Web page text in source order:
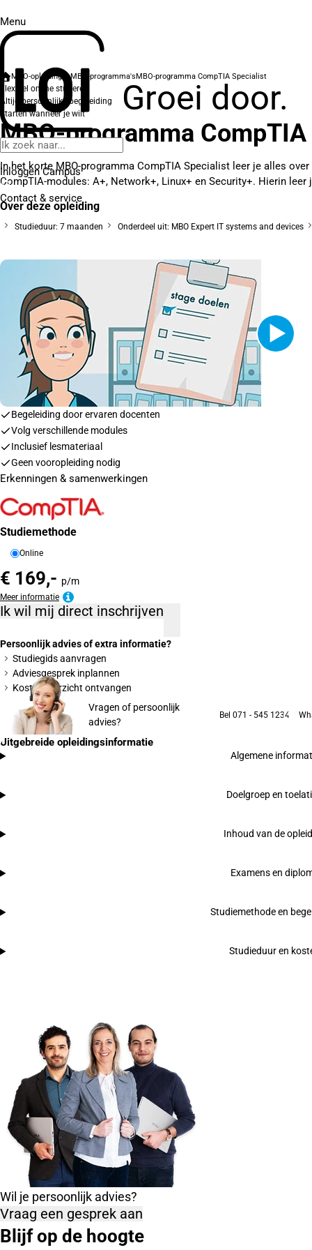
Menu
Groei door.
Inloggen Campus
Contact & service
MBO-opleidingenMBO-programma'sMBO-programma CompTIA Specialist
Flexibel online studeren
Altijd persoonlijke begeleiding
Starten wanneer je wilt
MBO-programma
In het korte MBO-programma CompTIA Specialist leer je alles
CompTIA-modules: A+, Network+, Linux+ en Security+. Hierin
Over deze opleiding
Studieduur: 7 maanden Onderdeel uit: MBO Expert IT systems and devices
Begeleiding door ervaren docenten
Volg verschillende modules
Inclusief lesmateriaal
Geen vooropleiding nodig
Erkenningen & samenwerkingen
Studiemethode
Online
€ 169,- p/m
Meer informatie
Ik wil mij direct inschrijven
Persoonlijk advies of extra informatie?
Studiegids aanvragen
Adviesgesprek inplannen
Kostenoverzicht ontvangen
Vragen of persoonlijk
advies?
Bel 071 - 545 1234
Uitgebreide opleidingsinformatie
Algemene
Doelgroep en
Inhoud van de
Examens en
Studiemethode en
Studieduur en
Wil je persoonlijk advies?
Vraag een gesprek aan
Blijf op de hoogte